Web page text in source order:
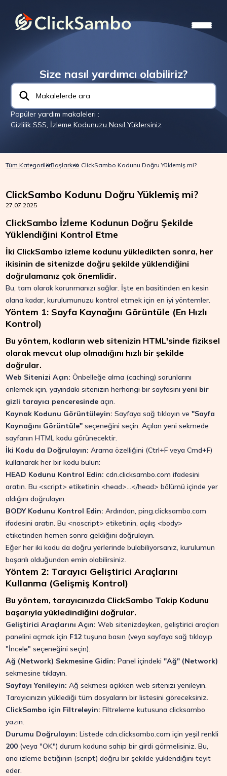
Size nasıl yardımcı olabiliriz?
Popüler yardım makaleleri :
Gizlilik SSS, İzleme Kodunuzu Nasıl Yüklersiniz
Tüm KategorilerBaşlarken ClickSambo Kodunu Doğru Yüklemiş mi?
ClickSambo Kodunu Doğru Yüklemiş mi?
27.07.2025
ClickSambo İzleme Kodunun Doğru Şekilde
Yüklendiğini Kontrol Etme
İki ClickSambo izleme kodunu yükledikten sonra, her
ikisinin de sitenizde doğru şekilde yüklendiğini
doğrulamanız çok önemlidir.
Bu, tam olarak korunmanızı sağlar. İşte en basitinden en kesin
olana kadar, kurulumunuzu kontrol etmek için en iyi yöntemler.
Yöntem 1: Sayfa Kaynağını Görüntüle (En Hızlı
Kontrol)
Bu yöntem, kodların web sitenizin HTML'sinde fiziksel
olarak mevcut olup olmadığını hızlı bir şekilde
doğrular.
Web Sitenizi Açın: Önbelleğe alma (caching) sorunlarını
önlemek için, yayındaki sitenizin herhangi bir sayfasınıyeni bir
gizli tarayıcı penceresinde açın.
Kaynak Kodunu Görüntüleyin: Sayfaya sağ tıklayın ve"Sayfa
Kaynağını Görüntüle" seçeneğini seçin. Açılan yeni sekmede
sayfanın HTML kodu görünecektir.
İki Kodu da Doğrulayın: Arama özelliğini (Ctrl+F veya Cmd+F)
kullanarak her bir kodu bulun:
HEAD Kodunu Kontrol Edin: cdn.clicksambo.com ifadesini
aratın. Bu <script> etiketinin <head>...</head> bölümü içinde yer
aldığını doğrulayın.
BODY Kodunu Kontrol Edin: Ardından,ping.clicksambo.com
ifadesini aratın. Bu <noscript> etiketinin, açılış <body>
etiketinden hemen sonra geldiğini doğrulayın.
Eğer her iki kodu da doğru yerlerinde bulabiliyorsanız, kurulumun
başarılı olduğundan emin olabilirsiniz.
Yöntem 2: Tarayıcı Geliştirici Araçlarını
Kullanma (Gelişmiş Kontrol)
Bu yöntem, tarayıcınızda ClickSambo Takip Kodunu
başarıyla yükledindiğini doğrular.
Geliştirici Araçlarını Açın: Web sitenizdeyken, geliştirici araçları
panelini açmak için F12 tuşuna basın (veya sayfaya sağ tıklayıp
"İncele" seçeneğini seçin).
Ağ (Network) Sekmesine Gidin: Panel içindeki"Ağ" (Network)
sekmesine tıklayın.
Sayfayı Yenileyin: Ağ sekmesi açıkken web sitenizi yenileyin.
Tarayıcınızın yüklediği tüm dosyaların bir listesini göreceksiniz.
ClickSambo için Filtreleyin: Filtreleme kutusunaclicksambo
yazın.
Durumu Doğrulayın: Listedecdn.clicksambo.com için yeşil renkli
200 (veya "OK") durum koduna sahip bir girdi görmelisiniz. Bu,
ana izleme betiğinin (script) doğru bir şekilde yüklendiğini teyit
eder.